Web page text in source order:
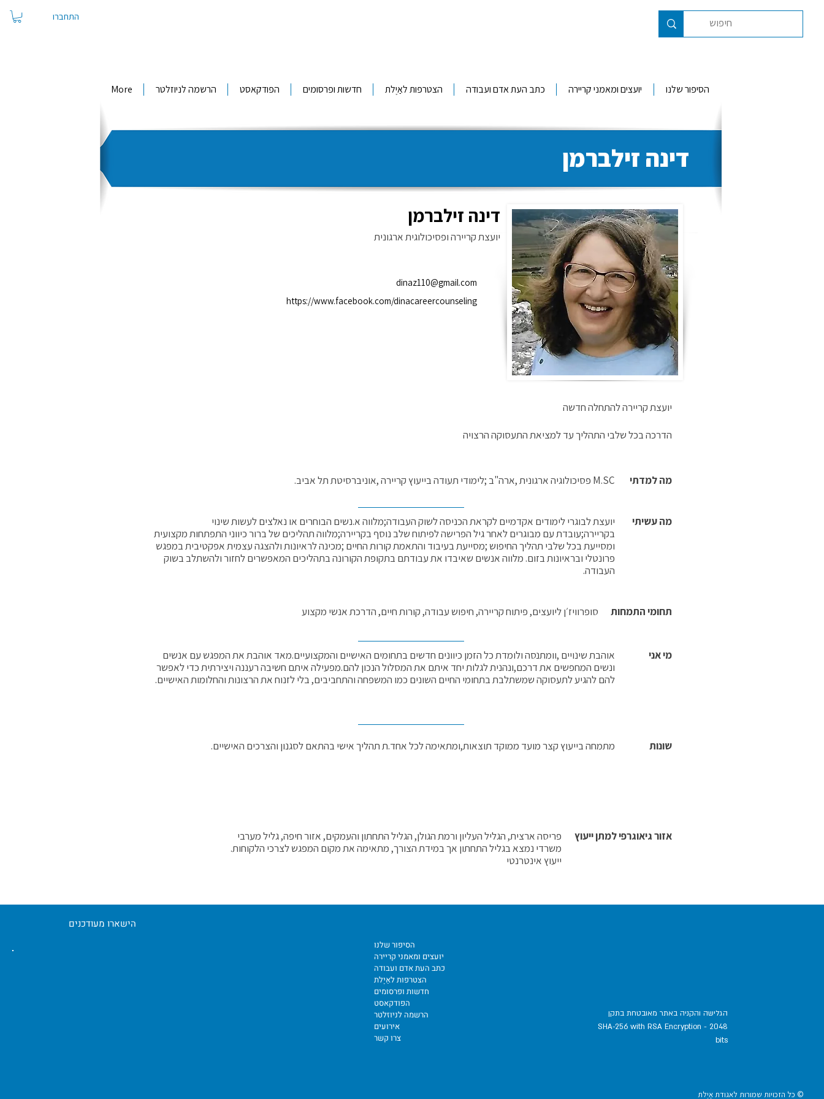
התחברו
הסיפור שלנו יועצים ומאמני קריירה כתב העת אדם ועבודה הצטרפות לאַיֶלת חדשות ופרסומים הפודקאסט הרשמה לניוזלטר More
https://www.facebook.com/dinacareercounseling
dinaz110@gmail.com
יועצת קריירה ופסיכולוגית ארגונית
דינה זילברמן
דינה זילברמן
יועצת קריירה להתחלה חדשה
הדרכה בכל שלבי התהליך עד למציאת התעסוקה הרצויה
M.SC פסיכולוגיה ארגונית ,ארה"ב ;לימודי תעודה בייעוץ קריירה ,אוניברסיטת תל אביב. מה למדתי
יועצת לבוגרי לימודים אקדמיים לקראת הכניסה לשוק העבודה;מלווה א.נשים הבוחרים או נאלצים לעשות שינוי
בקריירה;עובדת עם מבוגרים לאחר גיל הפרישה לפיתוח שלב נוסף בקריירה;מלווה תהליכים של ברור כיווני התפתחות מקצועית
ומסייעת בכל שלבי תהליך החיפוש ;מסייעת בעיבוד והתאמת קורות החיים ;מכינה לראיונות ולהצגה עצמית אפקטיבית במפגש
פרונטלי ובראיונות בזום. מלווה אנשים שאיבדו את עבודתם בתקופת הקורונה בתהליכים המאפשרים לחזור ולהשתלב בשוק
העבודה.
מה עשיתי
תחומי התמחות סופרוויז׳ן ליועצים, פיתוח קריירה, חיפוש עבודה, קורות חיים, הדרכת אנשי מקצוע
אוהבת שינויים ,וומתנסה ולומדת כל הזמן כיוונים חדשים בתחומים האישיים והמקצועיים.מאד אוהבת את המפגש עם אנשים
ונשים המחפשים את דרכם,ונהנית לגלות יחד איתם את המסלול הנכון להם.מפעילה איתם חשיבה רעננה ויצירתית כדי לאפשר
להם להגיע לתעסוקה שמשתלבת בתחומי החיים השונים כמו המשפחה והתחביבים, בלי לזנוח את הרצונות והחלומות האישיים.
מי אני
מתמחה בייעוץ קצר מועד ממוקד תוצאות,ומתאימה לכל אחד.ת תהליך אישי בהתאם לסגנון והצרכים האישיים. שונות
אזור גיאוגרפי למתן ייעוץ
פריסה ארצית, הגליל העליון ורמת הגולן, הגליל התחתון והעמקים, אזור חיפה, גליל מערבי
משרדי נמצא בגליל התחתון אך במידת הצורך, מתאימה את מקום המפגש לצרכי הלקוחות.
ייעוץ אינטרנטי
הישארו מעודכנים
הסיפור שלנו
יועצים ומאמני קריירה
כתב העת אדם ועבודה
הצטרפות לאַיֶלת
חדשות ופרסומים
הפודקאסט
הרשמה לניוזלטר
אירועים
צרו קשר
הגלישה והקניה באתר מאובטחת בתקן
SHA-256 with RSA Encryption - 2048
bits
© כל הזכויות שמורות לאגודת אַיֶלת